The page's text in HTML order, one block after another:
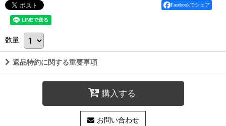
Facebookでシェア
数量:
返品特約に関する重要事項
購入する
お問い合わせ